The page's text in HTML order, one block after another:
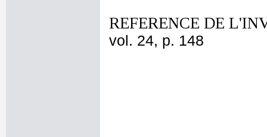
REFERENCE DE
vol. 24, p. 148